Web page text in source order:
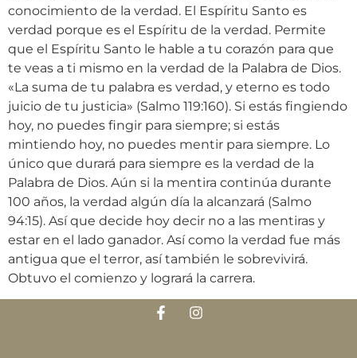
conocimiento de la verdad. El Espíritu Santo es
verdad porque es el Espíritu de la verdad. Permite
que el Espíritu Santo le hable a tu corazón para que
te veas a ti mismo en la verdad de la Palabra de Dios.
«La suma de tu palabra es verdad, y eterno es todo
juicio de tu justicia» (Salmo 119:160). Si estás fingiendo
hoy, no puedes fingir para siempre; si estás
mintiendo hoy, no puedes mentir para siempre. Lo
único que durará para siempre es la verdad de la
Palabra de Dios. Aún si la mentira continúa durante
100 años, la verdad algún día la alcanzará (Salmo
94:15). Así que decide hoy decir no a las mentiras y
estar en el lado ganador. Así como la verdad fue más
antigua que el terror, así también le sobrevivirá.
Obtuvo el comienzo y logrará la carrera.